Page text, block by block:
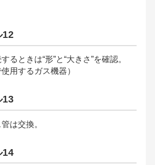
12
るときは“形”と“大きさ”を確認。
用するガス機器）
13
は交換。
14